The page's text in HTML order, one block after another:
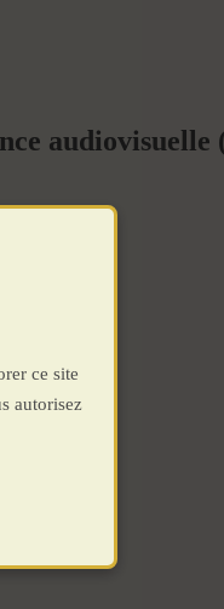
audiovisuelle
ce site
autorisez